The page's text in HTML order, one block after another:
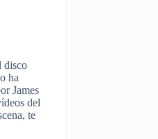
disco
ha
James
del
te